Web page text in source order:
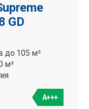
GD
до 105 м²
м²
A+++